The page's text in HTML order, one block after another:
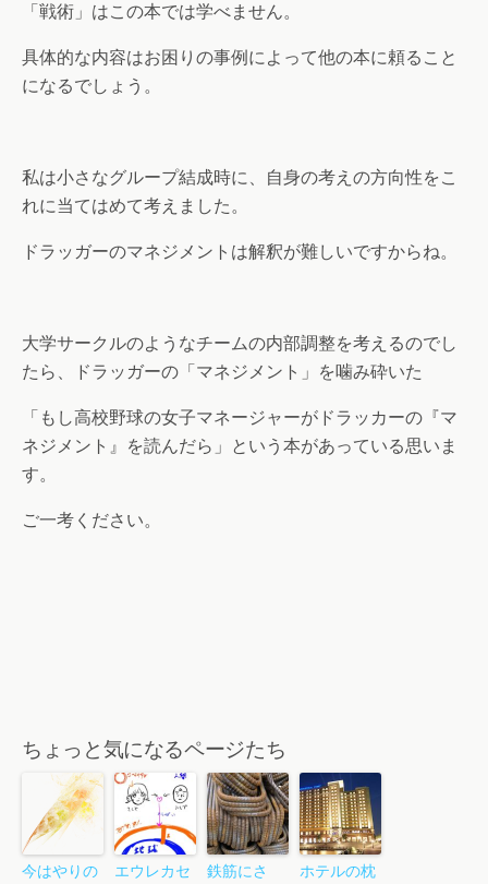
「戦術」はこの本では学べません。
具体的な内容はお困りの事例によって他の本に頼ること
になるでしょう。
私は小さなグループ結成時に、自身の考えの方向性をこ
れに当てはめて考えました。
ドラッガーのマネジメントは解釈が難しいですからね。
大学サークルのようなチームの内部調整を考えるのでし
たら、ドラッガーの「マネジメント」を噛み砕いた
「もし高校野球の女子マネージャーがドラッカーの『マ
ネジメント』を読んだら」という本があっている思いま
す。
ご一考ください。
ちょっと気になるページたち
今はやりの
エウレカセ
鉄筋にさ
ホテルの枕